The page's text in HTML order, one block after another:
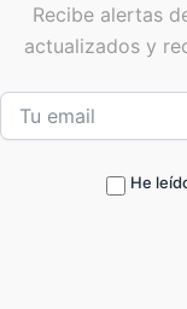
Recibe alertas
actualizados y
He